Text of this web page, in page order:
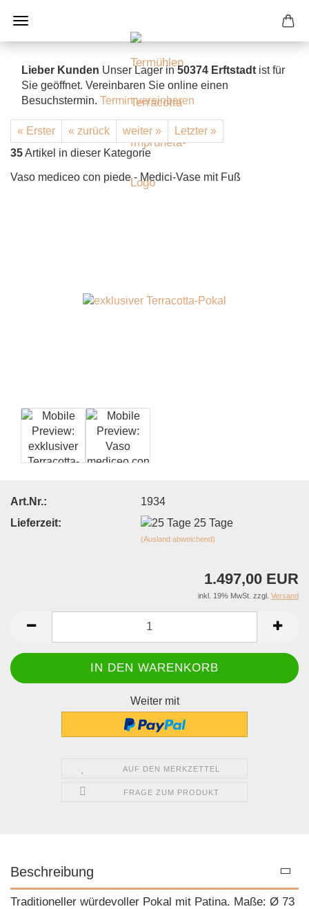
Lieber Kunden Unser Lager in50374 Erftstadt ist für
Sie geöffnet. Vereinbaren Sie online einen
Besuchstermin. Termin vereinbaren
« Erster « zurück weiter »
Letzter »
35Artikel in dieser Kategorie
Vaso mediceo con piede - Medici-Vase mit Fuß
Art.Nr.:
1934
Lieferzeit:
25 Tage
(Ausland abweichend)
1.497,00 EUR
inkl. 19% MwSt. zzgl. Versand
Weiter mit
AUF DEN MERKZETTEL
FRAGE ZUM PRODUKT
Beschreibung
Traditioneller würdevoller Pokal mit Patina. Maße: Ø 73